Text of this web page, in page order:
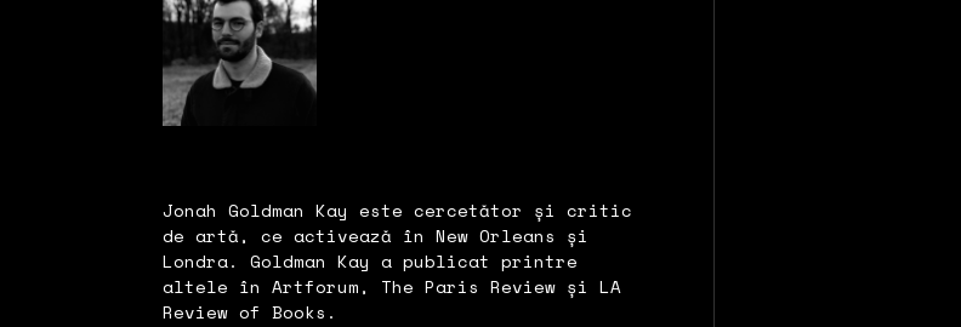
Jonah Goldman Kay este cercetător și critic
de artă, ce activează în New Orleans și
Londra. Goldman Kay a publicat printre
altele în Artforum, The Paris Review și LA
Review of Books.